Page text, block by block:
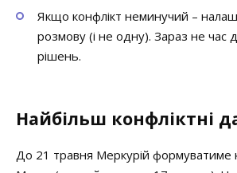
Якщо конфлікт неминучий –
розмову (і не одну). Зараз не час
рішень.
Найбільш конфліктні
До 21 травня Меркурій формуватиме